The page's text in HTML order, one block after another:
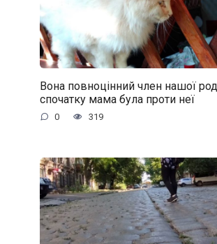
Вона повноцінний член нашої
спочатку мама була проти неї
0 319